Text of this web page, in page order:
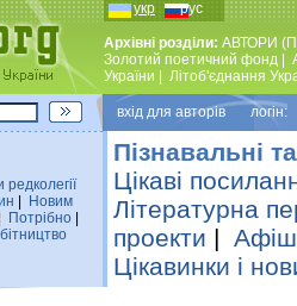
укр рус
Архівні розділи: АВТОРИ
Золотий поетичний фонд
України
Лiтоб'єднання
вхiд для авторiв логін:
редколегiї
Новим
Потрiбно
Пізнавальні
Цікаві
Літературна
проекти |
Цікавинки і